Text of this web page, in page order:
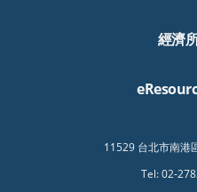
經濟
11529 台北市南港
Tel: 02-